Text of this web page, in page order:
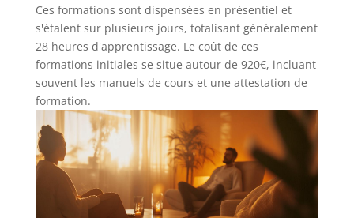
Ces formations sont dispensées en présentiel et
s'étalent sur plusieurs jours, totalisant généralement
28 heures d'apprentissage. Le coût de ces
formations initiales se situe autour de 920€, incluant
souvent les manuels de cours et une attestation de
formation.